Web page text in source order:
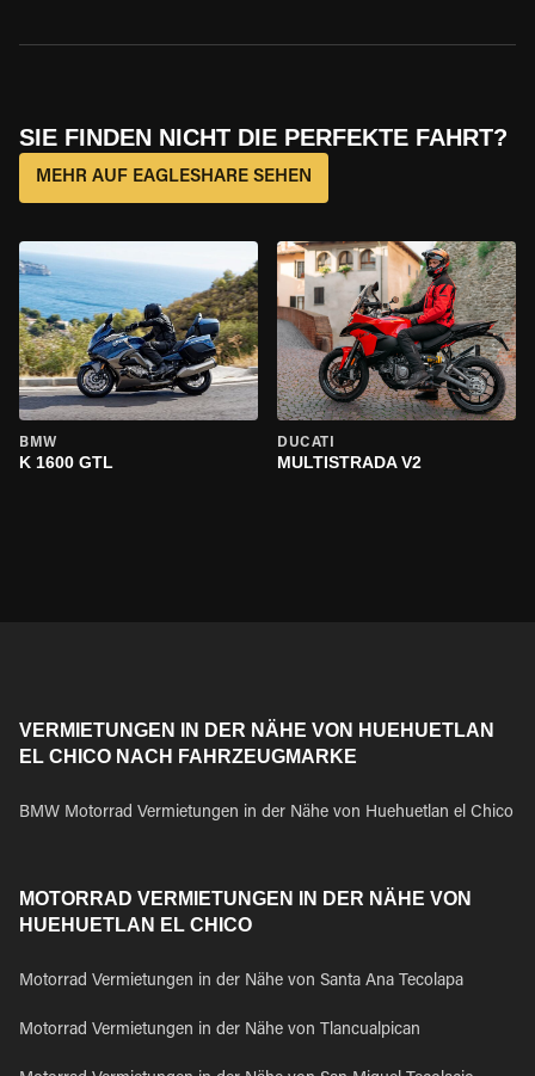
SIE FINDEN NICHT DIE PERFEKTE FAHRT?
MEHR AUF EAGLESHARE SEHEN
BMW
K 1600 GTL
DUCATI
MULTISTRADA V2
VERMIETUNGEN IN DER NÄHE VON HUEHUETLAN
EL CHICO NACH FAHRZEUGMARKE
BMW Motorrad Vermietungen in der Nähe von Huehuetlan el Chico
MOTORRAD VERMIETUNGEN IN DER NÄHE VON
HUEHUETLAN EL CHICO
Motorrad Vermietungen in der Nähe von Santa Ana Tecolapa
Motorrad Vermietungen in der Nähe von Tlancualpican